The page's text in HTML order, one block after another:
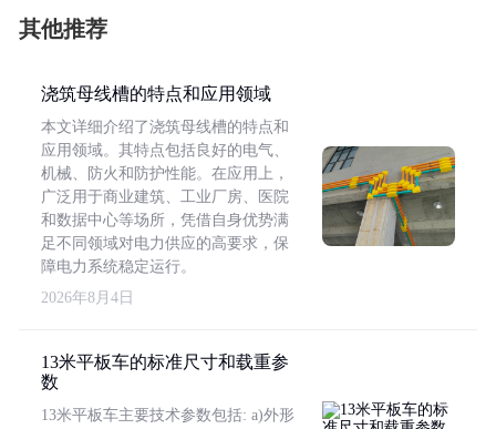
其他推荐
浇筑母线槽的特点和应用领域
本文详细介绍了浇筑母线槽的特点和
应用领域。其特点包括良好的电气、
机械、防火和防护性能。在应用上，
广泛用于商业建筑、工业厂房、医院
和数据中心等场所，凭借自身优势满
足不同领域对电力供应的高要求，保
障电力系统稳定运行。
2026年8月4日
13米平板车的标准尺寸和载重参
数
13米平板车主要技术参数包括: a)外形